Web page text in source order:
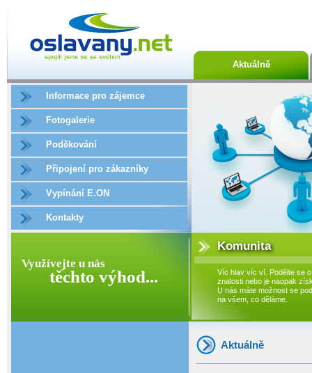
Aktuálně
Informace pro zájemce
Fotogalerie
Poděkování
Připojení pro zákazníky
Vypínání E.ON
Kontakty
Využívejte u nás
těchto výhod...
Komunita
Víc hlav víc ví. Podělte se o
znalosti nebo je naopak
U nás máte možnost se
na všem, co děláme.
Aktuálně